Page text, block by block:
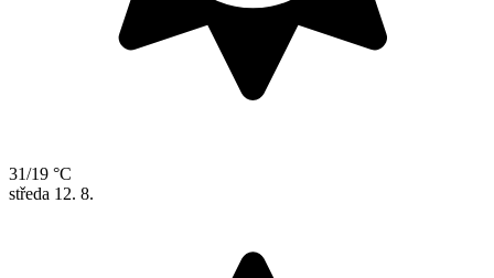
31/19 °C
středa 12. 8.